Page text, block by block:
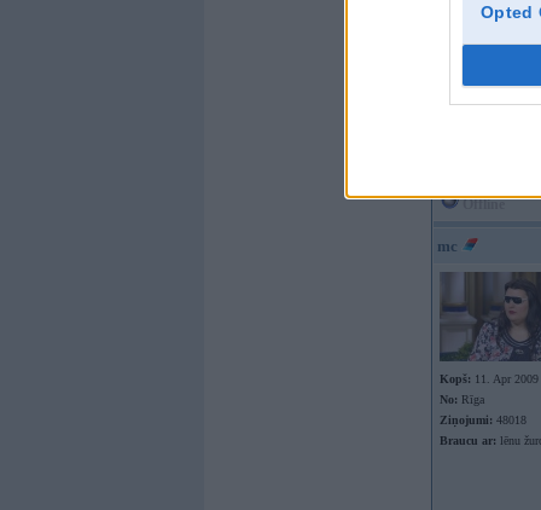
Opted
Offline
mc
Kopš: 11. Apr 2009
No: Rīga
Ziņojumi: 48018
Braucu ar: lēnu